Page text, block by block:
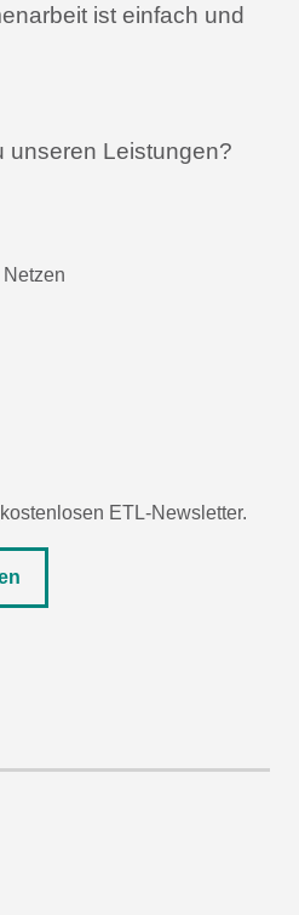
ist einfach und
unseren Leistungen?
ETL-Newsletter.